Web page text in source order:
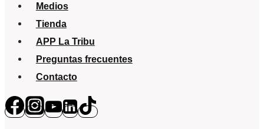
Medios
Tienda
APP La Tribu
Preguntas frecuentes
Contacto